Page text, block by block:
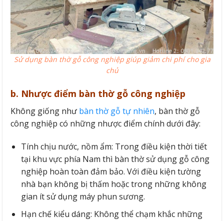
Sử dụng bàn thờ gỗ công nghiệp giúp giảm chi phí cho gia
chủ
b. Nhược điểm bàn thờ gỗ công nghiệp
Không giống như bàn thờ gỗ tự nhiên, bàn thờ gỗ
công nghiệp có những nhược điểm chính dưới đây:
Tính chịu nước, nồm ẩm: Trong điều kiện thời tiết
tại khu vực phía Nam thì bàn thờ sử dụng gỗ công
nghiệp hoàn toàn đảm bảo. Với điều kiện tường
nhà bạn không bị thấm hoặc trong những không
gian ít sử dụng máy phun sương.
Hạn chế kiểu dáng: Không thể chạm khắc những